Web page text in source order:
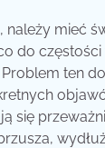
mieć
do
ten
się